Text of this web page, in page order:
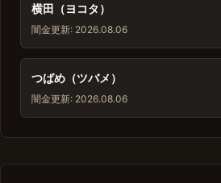
横田（ヨコタ）
闇金更新: 2026.08.06
つばめ（ツバメ）
闇金更新: 2026.08.06